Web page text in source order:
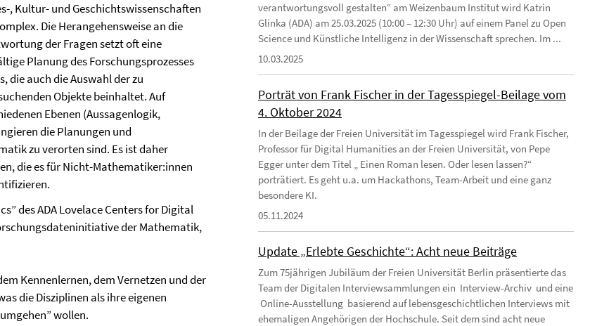
, Kultur- und Geschichtswissenschaften
Die Herangehensweise an die
der Fragen setzt oft eine
Planung des Forschungsprozesses
die auch die Auswahl der zu
Objekte beinhaltet. Auf
Ebenen (Aussagenlogik,
die Planungen und
zu verorten sind. Es ist daher
die es für Nicht-Mathematiker:innen
des ADA Lovelace Centers for Digital
der Mathematik,
Kennenlernen, dem Vernetzen und der
die Disziplinen als ihre eigenen
wollen.
verantwortungsvoll gestalten“ am Weizenbaum Institut wird Katrin
Glinka (ADA) am 25.03.2025 (10:00 – 12:30 Uhr) auf einem Panel zu Open
Science und Künstliche Intelligenz in der Wissenschaft sprechen. Im ...
10.03.2025
Porträt von Frank Fischer in der Tagesspiegel-Beilage vom
4. Oktober 2024
In der Beilage der Freien Universität im Tagesspiegel wird Frank Fischer,
Professor für Digital Humanities an der Freien Universität, von Pepe
Egger unter dem Titel „ Einen Roman lesen. Oder lesen lassen?“
porträtiert. Es geht u.a. um Hackathons, Team-Arbeit und eine ganz
besondere KI.
05.11.2024
Update „Erlebte Geschichte“: Acht neue Beiträge
Zum 75jährigen Jubiläum der Freien Universität Berlin präsentierte das
Team der Digitalen Interviewsammlungen ein Interview-Archiv und eine
Online-Ausstellung basierend auf lebensgeschichtlichen Interviews mit
ehemaligen Angehörigen der Hochschule. Seit dem sind acht neue